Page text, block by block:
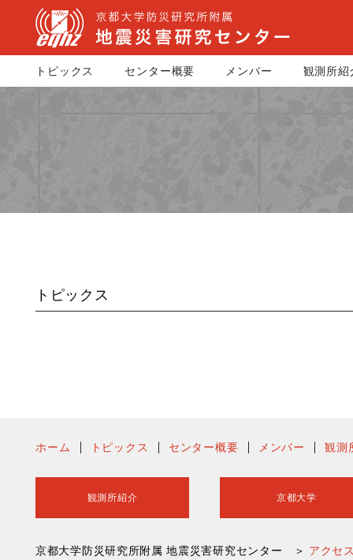
トピックス センター概要 メンバー 観測所紹
トピックス
ホーム トピックス センター概要 メンバー 観測
観測所紹介 京都大学
京都大学防災研究所附属 地震災害研究センター ＞ アクセ